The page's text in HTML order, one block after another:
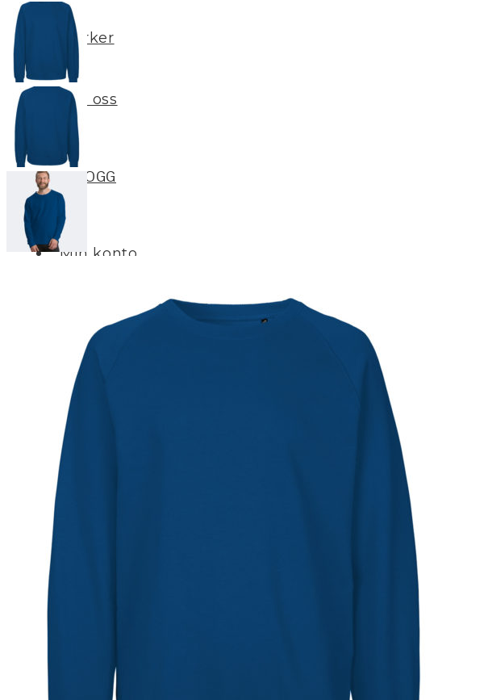
Merker
Om oss
BLOGG
Min konto
LOGG INN / REGISTRER
ORDRE